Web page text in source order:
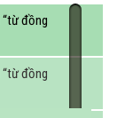
đồng
đồng